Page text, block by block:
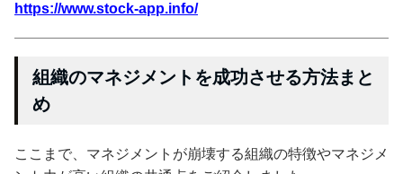
https://www.stock-app.info/
組織のマネジメントを成功させる方法まと
め
ここまで、マネジメントが崩壊する組織の特徴やマネジメ